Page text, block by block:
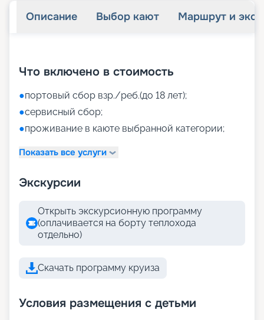
Описание Выбор кают Маршрут и
Что включено в стоимость
●портовый сбор взр./реб.(до 18 лет);
●сервисный сбор;
●проживание в каюте выбранной категории;
Показать все услуги
Экскурсии
Открыть экскурсионную программу
(оплачивается на борту теплохода
отдельно)
Скачать программу круиза
Условия размещения с детьми